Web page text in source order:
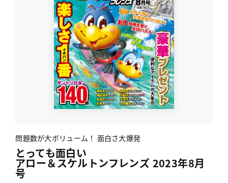
問題数が大ボリューム！ 面白さ大爆発
とっても面白い
アロー＆スケルトンフレンズ 2023年8月
号